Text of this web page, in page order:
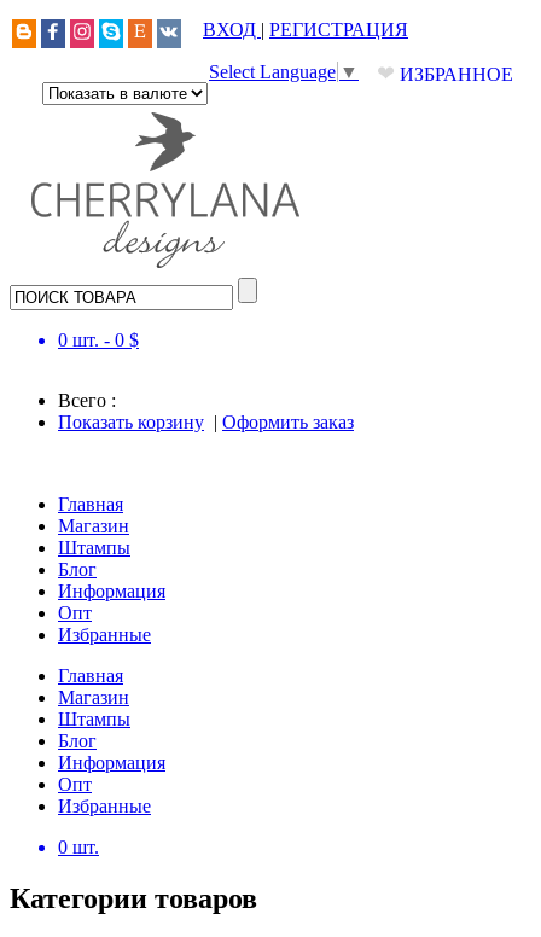
ВХОД | РЕГИСТРАЦИЯ
❤ ИЗБРАННОЕ
Select Language ▼
0 шт. - 0 $
Всего :
Показать корзину | Оформить заказ
Главная
Магазин
Штампы
Блог
Информация
Опт
Избранные
Главная
Магазин
Штампы
Блог
Информация
Опт
Избранные
0 шт.
Категории товаров